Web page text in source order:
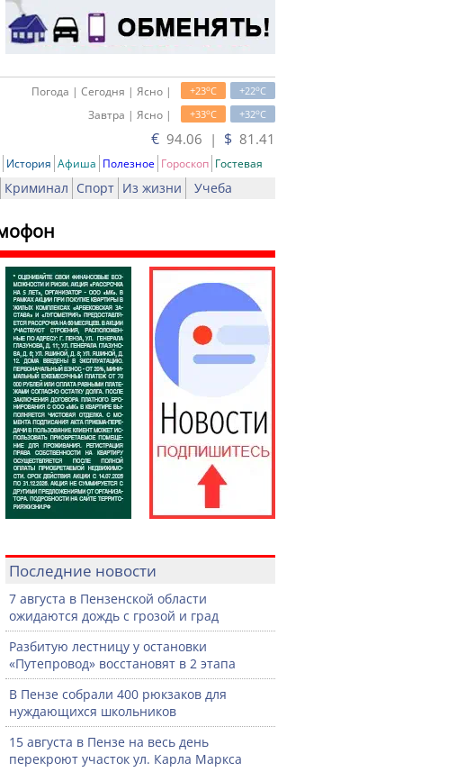
+22oC
+23oC
Погода | Сегодня | Ясно |
+32oC
+33oC
Завтра | Ясно |
€ 94.06 | $ 81.41
История Афиша Полезное Гороскоп Гостевая
Криминал Спорт Из жизни Учеба
Последние новости
7 августа в Пензенской области
ожидаются дождь с грозой и град
Разбитую лестницу у остановки
«Путепровод» восстановят в 2 этапа
В Пензе собрали 400 рюкзаков для
нуждающихся школьников
15 августа в Пензе на весь день
перекроют участок ул. Карла Маркса